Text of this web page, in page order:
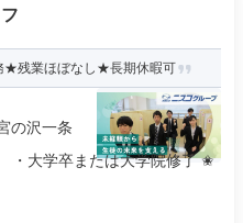
★残業ほぼなし★長期休暇可
の沢一条
・大学卒または大学院修了 ✬